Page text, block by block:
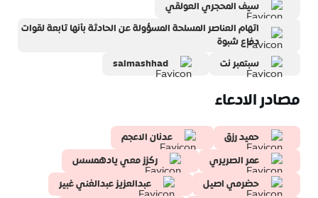
اتهام العناصر المسلحة المسؤولة عن الحادثة بأنها تابعة لقوات
دفاع شبوة
سبتمبر نت
salmashhad
مصادر الادعاء
حميد رزق
عدنان الاعجم
عمر الصريري
ركزز معي يادهمسس
حضرمي اصيل
عبدالعزيز عبدالغني غبير